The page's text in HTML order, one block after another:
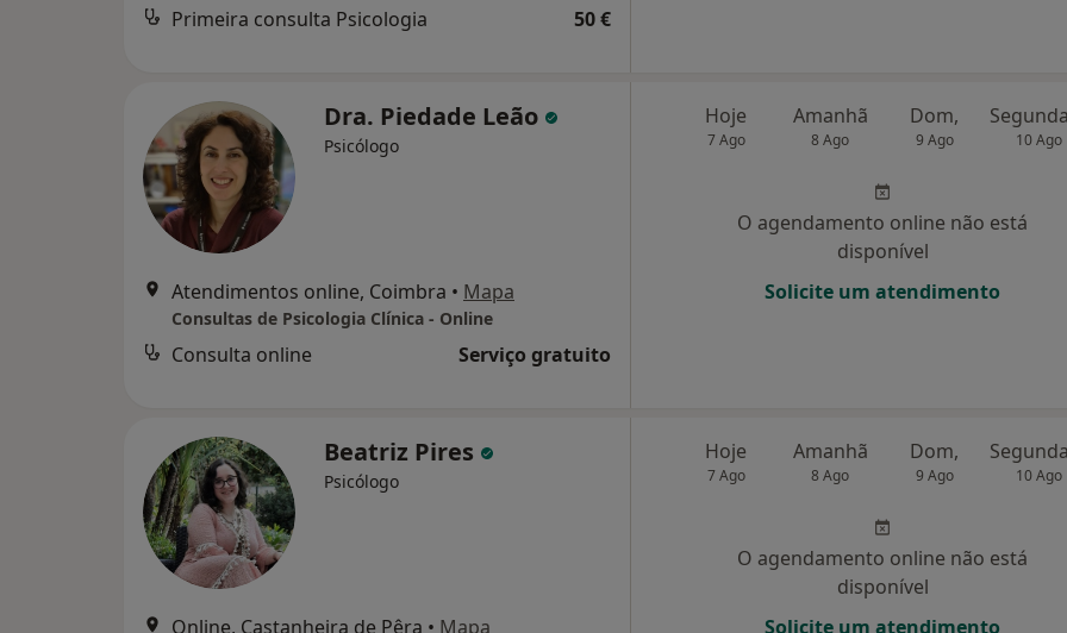
Primeira consulta Psicologia 50 €
Dra. Piedade Leão
Psicólogo
Atendimentos online, Coimbra • Mapa
Consultas de Psicologia Clínica - Online
Consulta online Serviço gratuito
Hoje
7 Ago
Amanhã
8 Ago
Dom,
9 Ago 10 Ago
O agendamento online não está
disponível
Solicite um atendimento
Beatriz Pires
Psicólogo
Online, Castanheira de Pêra • Mapa
Hoje
7 Ago
Amanhã
8 Ago
Dom,
9 Ago 10 Ago
O agendamento online não está
disponível
Solicite um atendimento